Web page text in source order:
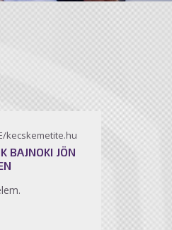
kecskemetite.hu
BAJNOKI JÖN